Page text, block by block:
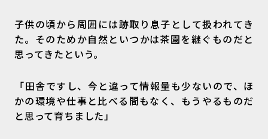
子供の頃から周囲には跡取り息子として扱われてき
た。そのためか自然といつかは茶園を継ぐものだと
思ってきたという。
「田舎ですし、今と違って情報量も少ないので、ほ
かの環境や仕事と比べる間もなく、もうやるものだ
と思って育ちました」